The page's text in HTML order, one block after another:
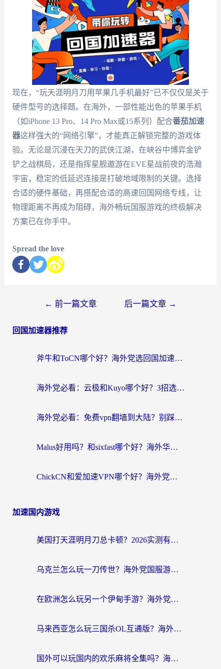
现在，“玩天涯明月刀用苹果几手机最好”已不仅仅是关于
硬件型号的选择题。在海外，一部性能出色的苹果手机
（如iPhone 13 Pro、14 Pro Max或15系列）配合番茄加速
器这样强大的“网络引擎”，才能真正解锁完整的游戏体
验。无论是沉浸在天刀的武侠江湖，在峡谷中博弈金铲
铲之战棋局，还是指挥星舰遨游在EVE星战前夜的浩瀚
宇宙，稳定的低延迟连接是打破地域限制的关键。选择
合适的硬件基础，再搭配合适的高速回国网络专线，让
物理距离不再成为阻碍，海外畅玩国服游戏的终极解决
方案已在你手中。
Spread the love
← 前一篇文章 后一篇文章 →
回国加速器推荐
斧牛和ToCN哪个好？海外党选回国加速器的避坑指南（附免费工具推荐）
海外党必看：云极和Kuyo哪个好？3招选对回国加速器，无缝刷国内资源
海外党必看：免费vpn翻墙到大陆？别踩坑！教你选对回国加速器无缝追剧玩游戏
Malus好用吗？和sixfast哪个好？海外华人亲测3款热门回国加速器，附排名指南
ChickCN和爱加速VPN哪个好？海外党亲测3款回国加速器，这一款才是无缝访问国内资源的最优解
加速国内游戏
美国打天涯明月刀总卡顿？2026实测有效的加速器推荐（附跨平台使用技巧）
乌克兰怎么玩一刀传世？海外党国服游戏加速终极指南（附天下-异兽山海街头篮球实测）
在欧洲怎么玩另一个伊甸手游？海外党亲测有效的国服游戏加速指南
马来西亚怎么玩三国杀OL互通版？海外党必看的国服游戏加速器避坑指南
国外可以玩国内的欢乐麻将全集吗？海外党亲测有效的国服游戏加速指南